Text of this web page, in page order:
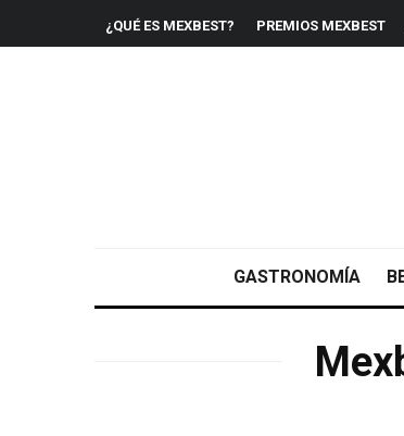
¿QUÉ ES MEXBEST? PREMIOS MEXBEST
GASTRONOMÍA